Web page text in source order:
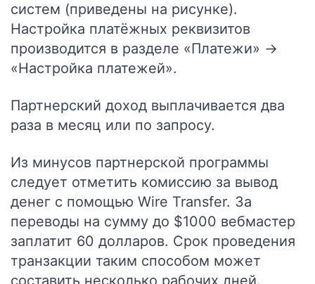
систем (приведены на рисунке).
Настройка платёжных реквизитов
производится в разделе «Платежи» →
«Настройка платежей».
Партнерский доход выплачивается два
раза в месяц или по запросу.
Из минусов партнерской программы
следует отметить комиссию за вывод
денег с помощью Wire Transfer. За
переводы на сумму до $1000 вебмастер
заплатит 60 долларов. Срок проведения
транзакции таким способом может
составить несколько рабочих дней.